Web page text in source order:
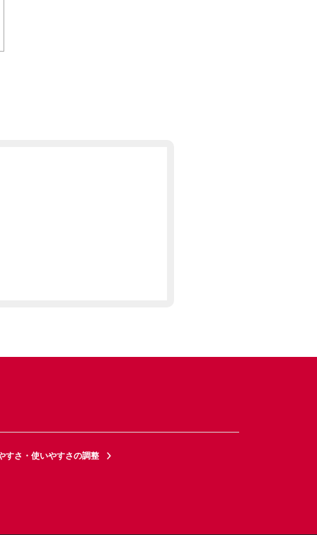
すさ・使いやすさの調整